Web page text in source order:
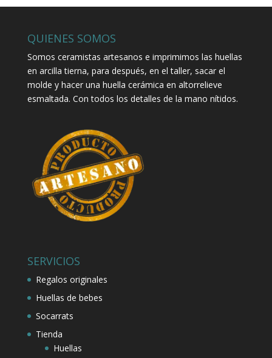
QUIENES SOMOS
Somos ceramistas artesanos e imprimimos las huellas
en arcilla tierna, para después, en el taller, sacar el
molde y hacer una huella cerámica en altorrelieve
esmaltada. Con todos los detalles de la mano nítidos.
SERVICIOS
Regalos originales
Huellas de bebes
Socarrats
Tienda
Huellas